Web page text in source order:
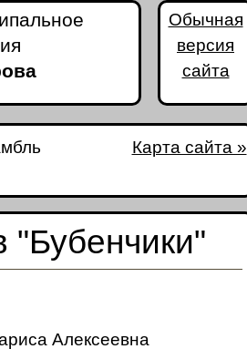
Обычная
версия
сайта
Карта сайта »
"Бубенчики"
Алексеевна